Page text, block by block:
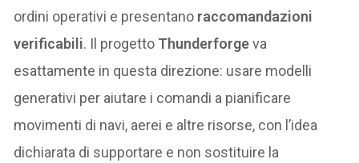
ordini operativi e presentano raccomandazioni
verificabili. Il progetto Thunderforgeva
esattamente in questa direzione: usare modelli
generativi per aiutare i comandi a pianificare
movimenti di navi, aerei e altre risorse, con l’idea
dichiarata di supportare e non sostituire la